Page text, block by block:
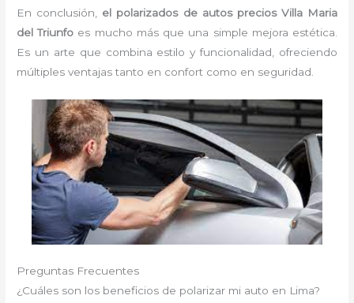
En conclusión, el polarizados de autos precios Villa Maria
del Triunfo es mucho más que una simple mejora estética.
Es un arte que combina estilo y funcionalidad, ofreciendo
múltiples ventajas tanto en confort como en seguridad.
Preguntas Frecuentes
¿Cuáles son los beneficios de polarizar mi auto en Lima?